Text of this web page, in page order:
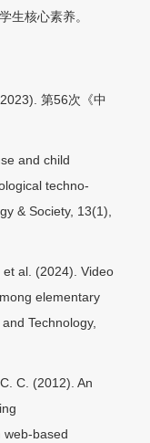
生核心素养。
第56次《中
and child
techno-
& Society, 13(1),
et al. (2024). Video
elementary
Technology,
C. (2012). An
web-based